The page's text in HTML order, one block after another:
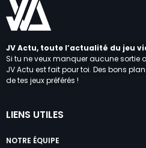
JV Actu, toute l’actualité du jeu
Si tu ne veux manquer aucune sortie
JV Actu est fait pour toi. Des bons
de tes jeux préférés !
LIENS UTILES
NOTRE ÉQUIPE